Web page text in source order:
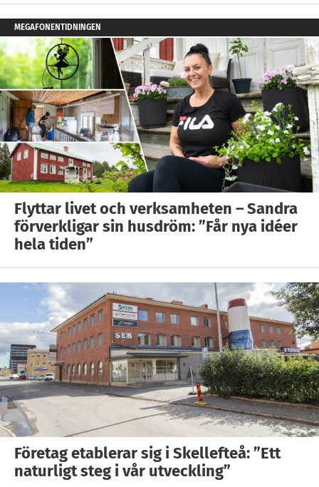
MEGAFONENTIDNINGEN
Flyttar livet och verksamheten – Sandra
förverkligar sin husdröm: ”Får nya idéer
hela tiden”
Företag etablerar sig i Skellefteå: ”Ett
naturligt steg i vår utveckling”